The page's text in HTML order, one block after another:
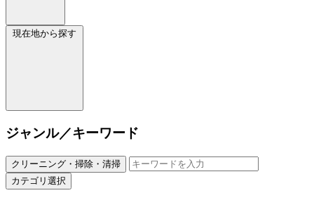
現在地から探す
ジャンル／キーワード
クリーニング・掃除・清掃
カテゴリ選択